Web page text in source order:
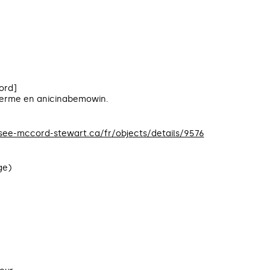
en anicinabemowin.
mccord-stewart.ca/fr/objects/details/9576